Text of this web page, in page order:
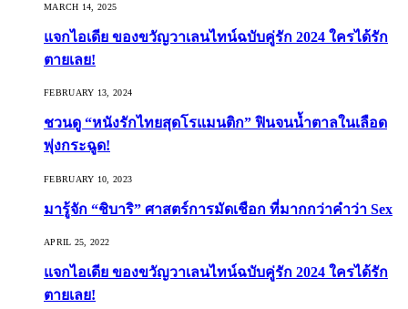
MARCH 14, 2025
แจกไอเดีย ของขวัญวาเลนไทน์ฉบับคู่รัก 2024 ใครได้รัก
ตายเลย!
FEBRUARY 13, 2024
ชวนดู “หนังรักไทยสุดโรแมนติก” ฟินจนน้ำตาลในเลือด
พุ่งกระฉูด!
FEBRUARY 10, 2023
มารู้จัก “ชิบาริ” ศาสตร์การมัดเชือก ที่มากกว่าคำว่า Sex
APRIL 25, 2022
แจกไอเดีย ของขวัญวาเลนไทน์ฉบับคู่รัก 2024 ใครได้รัก
ตายเลย!